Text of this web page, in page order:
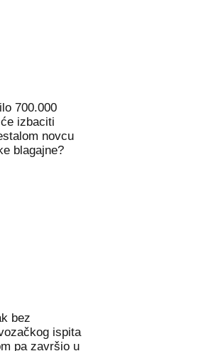
700.000
izbaciti
novcu
blagajne?
bez
ispita
pa završio u